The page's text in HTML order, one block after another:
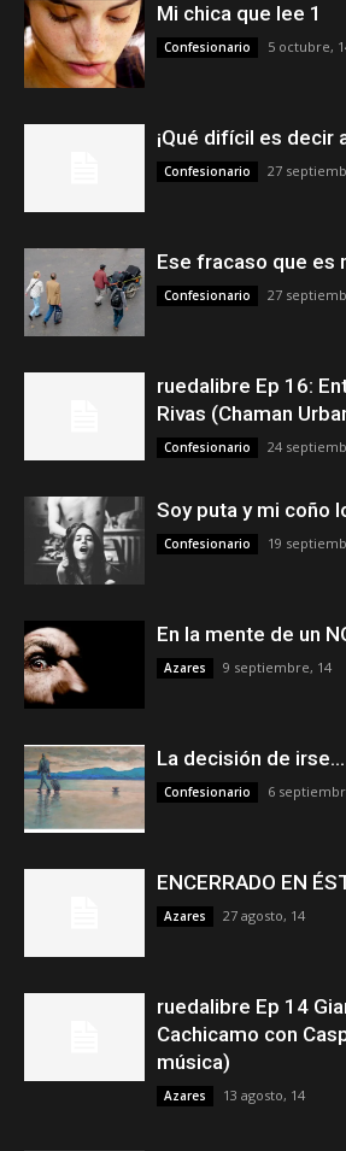
Mi chica que lee 1
Confesionario 5 octubre,
¡Qué difícil es decir
Confesionario 27
Ese fracaso que es
Confesionario 27
ruedalibre Ep 16:
Rivas (Chaman
Confesionario 24
Soy puta y mi coño
Confesionario 19
En la mente de un
Azares 9 septiembre, 14
La decisión de irse…
Confesionario 6
ENCERRADO EN
Azares 27 agosto, 14
ruedalibre Ep 14
Cachicamo con
música)
Azares 13 agosto, 14